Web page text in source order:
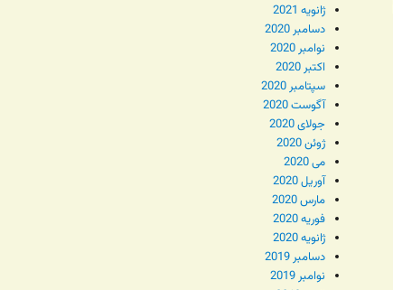
ژانویه 2021
دسامبر 2020
نوامبر 2020
اکتبر 2020
سپتامبر 2020
آگوست 2020
جولای 2020
ژوئن 2020
می 2020
آوریل 2020
مارس 2020
فوریه 2020
ژانویه 2020
دسامبر 2019
نوامبر 2019